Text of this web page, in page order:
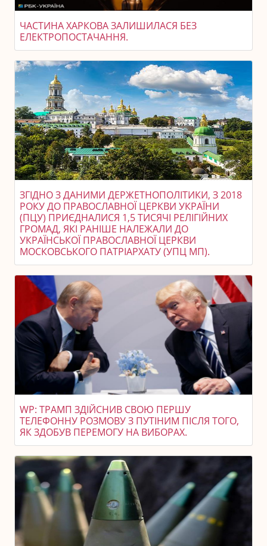
ЧАСТИНА ХАРКОВА ЗАЛИШИЛАСЯ БЕЗ
ЕЛЕКТРОПОСТАЧАННЯ.
ЗГІДНО З ДАНИМИ ДЕРЖЕТНОПОЛІТИКИ, З 2018
РОКУ ДО ПРАВОСЛАВНОЇ ЦЕРКВИ УКРАЇНИ
(ПЦУ) ПРИЄДНАЛИСЯ 1,5 ТИСЯЧІ РЕЛІГІЙНИХ
ГРОМАД, ЯКІ РАНІШЕ НАЛЕЖАЛИ ДО
УКРАЇНСЬКОЇ ПРАВОСЛАВНОЇ ЦЕРКВИ
МОСКОВСЬКОГО ПАТРІАРХАТУ (УПЦ МП).
WP: ТРАМП ЗДІЙСНИВ СВОЮ ПЕРШУ
ТЕЛЕФОННУ РОЗМОВУ З ПУТІНИМ ПІСЛЯ ТОГО,
ЯК ЗДОБУВ ПЕРЕМОГУ НА ВИБОРАХ.